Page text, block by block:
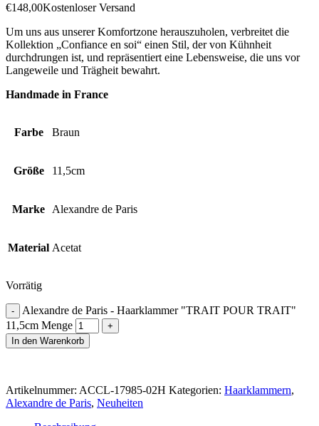
€148,00Kostenloser Versand
Um uns aus unserer Komfortzone herauszuholen, verbreitet die
Kollektion „Confiance en soi“ einen Stil, der von Kühnheit
durchdrungen ist, und repräsentiert eine Lebensweise, die uns vor
Langeweile und Trägheit bewahrt.
Handmade in France
Farbe Braun
Größe 11,5cm
Marke Alexandre de Paris
Material Acetat
Vorrätig
Alexandre de Paris - Haarklammer "TRAIT POUR TRAIT"
11,5cm Menge
In den Warenkorb
Artikelnummer: ACCL-17985-02H Kategorien: Haarklammern,
Alexandre de Paris, Neuheiten